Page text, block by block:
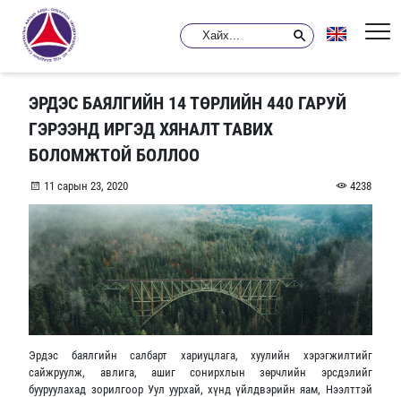
ЭРДЭС БАЯЛГИЙН 14 ТӨРЛИЙН 440 ГАРУЙ
ГЭРЭЭНД ИРГЭД ХЯНАЛТ ТАВИХ
БОЛОМЖТОЙ БОЛЛОО
11 сарын 23, 2020 4238
Эрдэс баялгийн салбарт хариуцлага, хуулийн хэрэгжилтийг
сайжруулж, авлига, ашиг сонирхлын зөрчлийн эрсдэлийг
бууруулахад зорилгоор Уул уурхай, хүнд үйлдвэрийн яам, Нээлттэй